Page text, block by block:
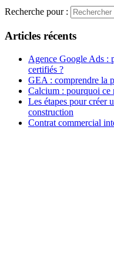
Recherche pour :
Articles récents
Agence Google Ads :
certifiés ?
GEA : comprendre la
Calcium : pourquoi ce
Les étapes pour créer
construction
Contrat commercial